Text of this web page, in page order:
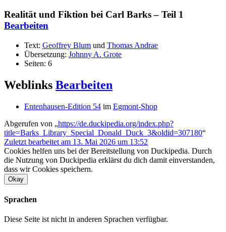
Realität und Fiktion bei Carl Barks – Teil 1
Bearbeiten
Text: Geoffrey Blum und Thomas Andrae
Übersetzung: Johnny A. Grote
Seiten: 6
Weblinks Bearbeiten
Entenhausen-Edition 54 im Egmont-Shop
Abgerufen von „https://de.duckipedia.org/index.php?
title=Barks_Library_Special_Donald_Duck_3&oldid=307180“
Zuletzt bearbeitet am 13. Mai 2026 um 13:52
Cookies helfen uns bei der Bereitstellung von Duckipedia. Durch
die Nutzung von Duckipedia erklärst du dich damit einverstanden,
dass wir Cookies speichern.
Okay
Sprachen
Diese Seite ist nicht in anderen Sprachen verfügbar.